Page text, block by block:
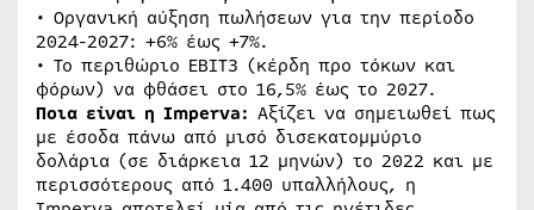
• Οργανική αύξηση πωλήσεων για την περίοδο
2024-2027: +6% έως +7%.
• Το περιθώριο EBIT3 (κέρδη προ τόκων και
φόρων) να φθάσει στο 16,5% έως το 2027.
Ποια είναι η Imperva: Αξίζει να σημειωθεί πως
με έσοδα πάνω από μισό δισεκατομμύριο
δολάρια (σε διάρκεια 12 μηνών) το 2022 και με
περισσότερους από 1.400 υπαλλήλους, η